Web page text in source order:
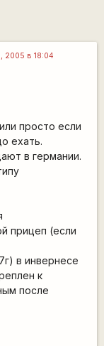
2005 в 18:04
просто если
ехать.
в германии.
прицеп (если
в инвернесе
к
после